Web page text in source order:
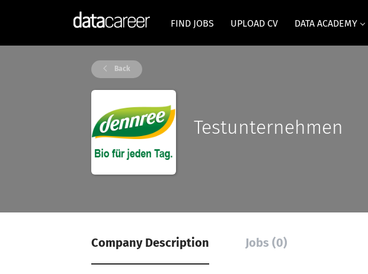
FIND JOBS UPLOAD CV DATA ACADEMY
Back
Testunternehmen
Company Description Jobs (0)